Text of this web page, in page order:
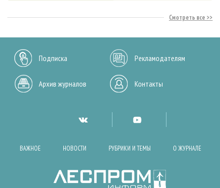
Смотреть все
Подписка Рекламодателям
Архив журналов Контакты
ВАЖНОЕ НОВОСТИ РУБРИКИ И ТЕМЫ О ЖУРНАЛЕ